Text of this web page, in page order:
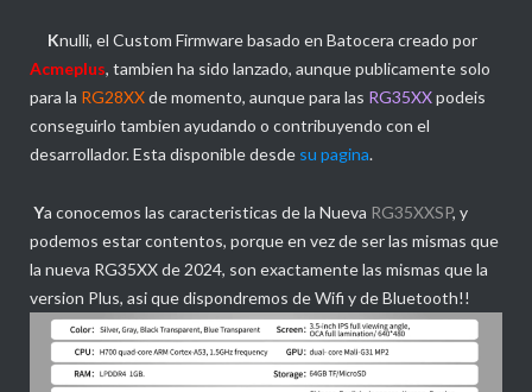
Knulli, el Custom Firmware basado en Batocera creado por
Acmeplus, tambien ha sido lanzado, aunque publicamente solo
para la RG28XXde momento, aunque para las RG35XXpodeis
conseguirlo tambien ayudando o contribuyendo con el
desarrollador. Esta disponible desde su pagina.
Ya conocemos las caracteristicas de la Nueva RG35XXSP, y
podemos estar contentos, porque en vez de ser las mismas que
la nueva RG35XX de 2024, son exactamente las mismas que la
version Plus, asi que dispondremos de Wifi y de Bluetooth!!